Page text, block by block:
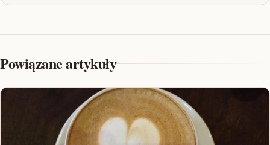
Powiązane artykuły